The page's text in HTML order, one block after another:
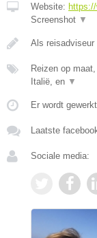
Website:
Screenshot ▼
Als reisadviseur
Reizen op
Italië, en ▼
Er wordt
Laatste
Sociale media: